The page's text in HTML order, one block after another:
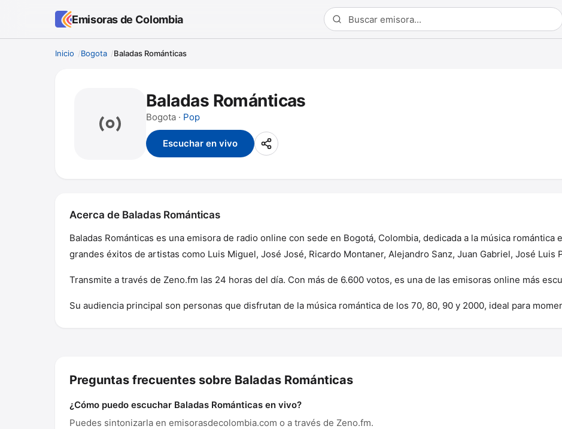
Emisoras de Colombia
Inicio Bogota Baladas Románticas
Baladas Románticas
Bogota · Pop
Escuchar en vivo
Acerca de Baladas Románticas
Baladas Románticas es una emisora de radio online con sede en Bogotá, Colombia, dedicada a la música
grandes éxitos de artistas como Luis Miguel, José José, Ricardo Montaner, Alejandro Sanz, Juan Gabriel, José Luis
Transmite a través de Zeno.fm las 24 horas del día. Con más de 6.600 votos, es una de las emisoras online más
Su audiencia principal son personas que disfrutan de la música romántica de los 70, 80, 90 y 2000, ideal para
Preguntas frecuentes sobre Baladas Románticas
¿Cómo puedo escuchar Baladas Románticas en vivo?
Puedes sintonizarla en emisorasdecolombia.com o a través de Zeno.fm.